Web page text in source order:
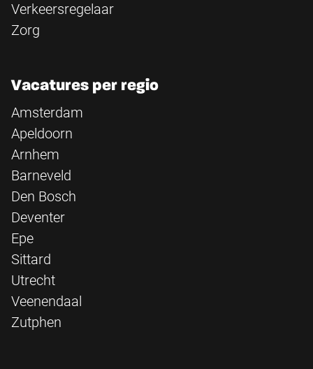
Verkeersregelaar
Zorg
Vacatures per regio
Amsterdam
Apeldoorn
Arnhem
Barneveld
Den Bosch
Deventer
Epe
Sittard
Utrecht
Veenendaal
Zutphen